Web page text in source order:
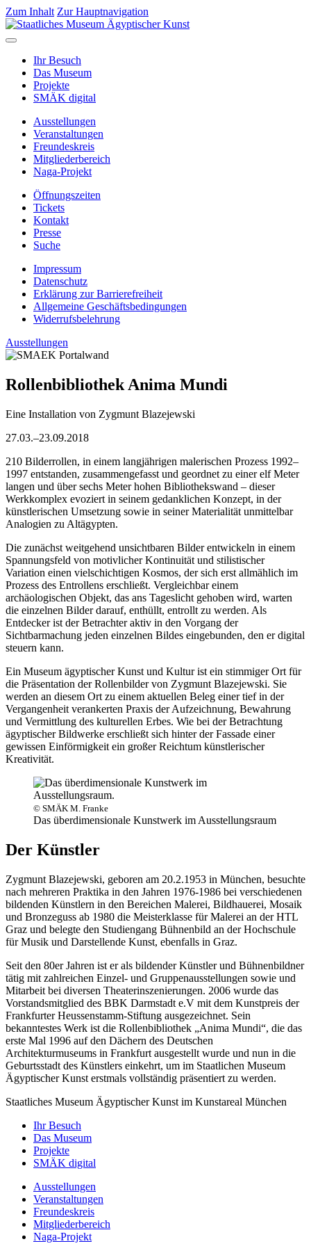
Zum Inhalt Zur Hauptnavigation
Ihr Besuch
Das Museum
Projekte
SMÄK digital
Ausstellungen
Veranstaltungen
Freundeskreis
Mitgliederbereich
Naga-Projekt
Öffnungszeiten
Tickets
Kontakt
Presse
Suche
Impressum
Datenschutz
Erklärung zur Barrierefreiheit
Allgemeine Geschäftsbedingungen
Widerrufsbelehrung
Ausstellungen
Rollenbibliothek Anima Mundi
Eine Installation von Zygmunt Blazejewski
27.03.–23.09.2018
210 Bilderrollen, in einem langjährigen malerischen Prozess 1992–
1997 entstanden, zusammengefasst und geordnet zu einer elf Meter
langen und über sechs Meter hohen Bibliothekswand – dieser
Werkkomplex evoziert in seinem gedanklichen Konzept, in der
künstlerischen Umsetzung sowie in seiner Materialität unmittelbar
Analogien zu Altägypten.
Die zunächst weitgehend unsichtbaren Bilder entwickeln in einem
Spannungsfeld von motivlicher Kontinuität und stilistischer
Variation einen vielschichtigen Kosmos, der sich erst allmählich im
Prozess des Entrollens erschließt. Vergleichbar einem
archäologischen Objekt, das ans Tageslicht gehoben wird, warten
die einzelnen Bilder darauf, enthüllt, entrollt zu werden. Als
Entdecker ist der Betrachter aktiv in den Vorgang der
Sichtbarmachung jeden einzelnen Bildes eingebunden, den er digital
steuern kann.
Ein Museum ägyptischer Kunst und Kultur ist ein stimmiger Ort für
die Präsentation der Rollenbilder von Zygmunt Blazejewski. Sie
werden an diesem Ort zu einem aktuellen Beleg einer tief in der
Vergangenheit verankerten Praxis der Aufzeichnung, Bewahrung
und Vermittlung des kulturellen Erbes. Wie bei der Betrachtung
ägyptischer Bildwerke erschließt sich hinter der Fassade einer
gewissen Einförmigkeit ein großer Reichtum künstlerischer
Kreativität.
© SMÄK M. Franke
Das überdimensionale Kunstwerk im Ausstellungsraum
Der Künstler
Zygmunt Blazejewski, geboren am 20.2.1953 in München, besuchte
nach mehreren Praktika in den Jahren 1976-1986 bei verschiedenen
bildenden Künstlern in den Bereichen Malerei, Bildhauerei, Mosaik
und Bronzeguss ab 1980 die Meisterklasse für Malerei an der HTL
Graz und belegte den Studiengang Bühnenbild an der Hochschule
für Musik und Darstellende Kunst, ebenfalls in Graz.
Seit den 80er Jahren ist er als bildender Künstler und Bühnenbildner
tätig mit zahlreichen Einzel- und Gruppenausstellungen sowie und
Mitarbeit bei diversen Theaterinszenierungen. 2006 wurde das
Vorstandsmitglied des BBK Darmstadt e.V mit dem Kunstpreis der
Frankfurter Heussenstamm-Stiftung ausgezeichnet. Sein
bekanntestes Werk ist die Rollenbibliothek „Anima Mundi“, die das
erste Mal 1996 auf den Dächern des Deutschen
Architekturmuseums in Frankfurt ausgestellt wurde und nun in die
Geburtsstadt des Künstlers einkehrt, um im Staatlichen Museum
Ägyptischer Kunst erstmals vollständig präsentiert zu werden.
Staatliches Museum Ägyptischer Kunst im Kunstareal München
Ihr Besuch
Das Museum
Projekte
SMÄK digital
Ausstellungen
Veranstaltungen
Freundeskreis
Mitgliederbereich
Naga-Projekt